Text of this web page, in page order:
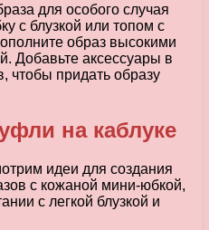
для особого случая
с блузкой или топом с
образ высокими
Добавьте аксессуары в
чтобы придать образу
на каблуке
идеи для создания
с кожаной мини-юбкой,
с легкой блузкой и